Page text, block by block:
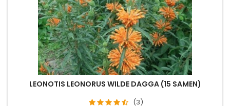
LEONOTIS LEONORUS WILDE DAGGA (15 SAMEN)
(3)